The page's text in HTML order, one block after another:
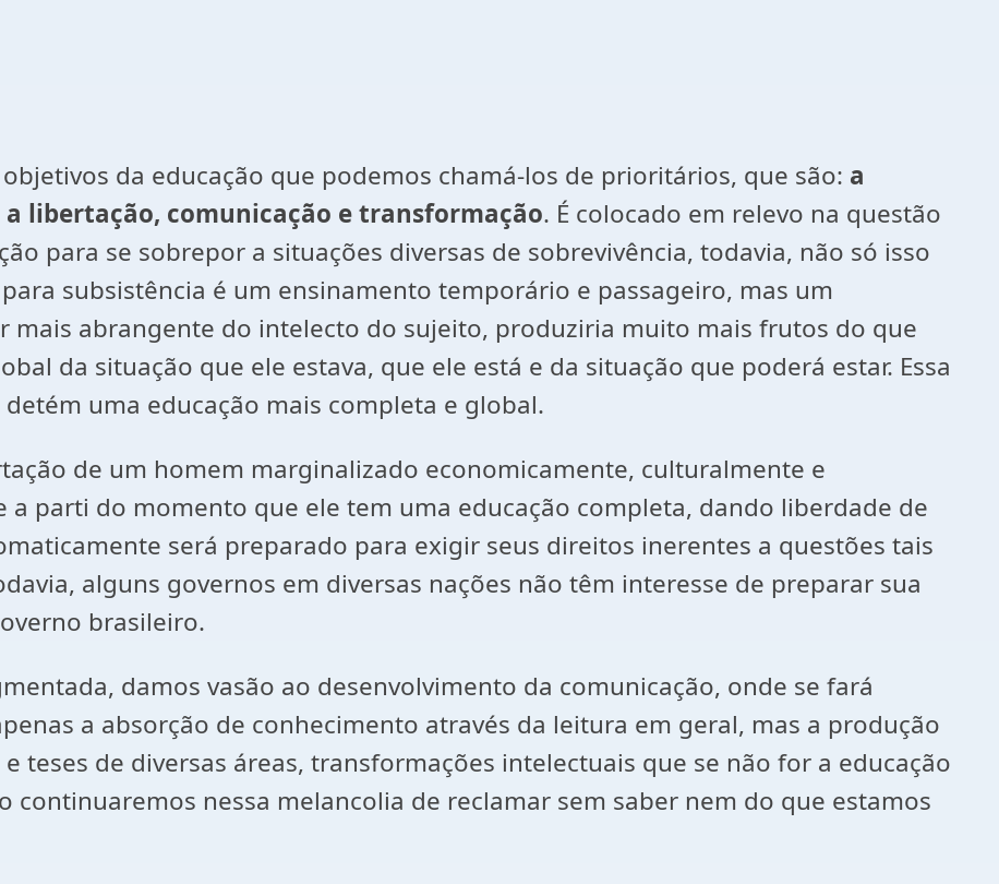
da educação que podemos chamá-los de prioritários, que são: a
libertação, comunicação e transformação. É colocado em relevo na questão
para se sobrepor a situações diversas de sobrevivência, todavia, não só isso
subsistência é um ensinamento temporário e passageiro, mas um
mais abrangente do intelecto do sujeito, produziria muito mais frutos do que
da situação que ele estava, que ele está e da situação que poderá estar. Essa
uma educação mais completa e global.
de um homem marginalizado economicamente, culturalmente e
a parti do momento que ele tem uma educação completa, dando liberdade de
será preparado para exigir seus direitos inerentes a questões tais
alguns governos em diversas nações não têm interesse de preparar sua
brasileiro.
damos vasão ao desenvolvimento da comunicação, onde se fará
a absorção de conhecimento através da leitura em geral, mas a produção
teses de diversas áreas, transformações intelectuais que se não for a educação
continuaremos nessa melancolia de reclamar sem saber nem do que estamos